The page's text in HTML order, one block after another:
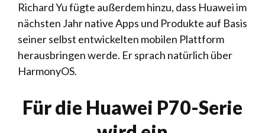
Richard Yu fügte außerdem hinzu, dass Huawei im
nächsten Jahr native Apps und Produkte auf Basis
seiner selbst entwickelten mobilen Plattform
herausbringen werde. Er sprach natürlich über
HarmonyOS.
Für die Huawei P70-Serie